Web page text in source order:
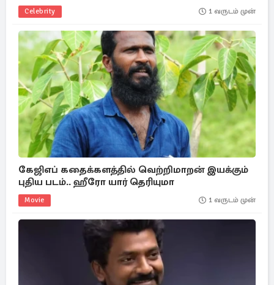
Celebrity 1 வருடம் முன்
கேஜிஎப் கதைக்களத்தில் வெற்றிமாறன் இயக்கும்
புதிய படம்.. ஹீரோ யார் தெரியுமா
Movie 1 வருடம் முன்